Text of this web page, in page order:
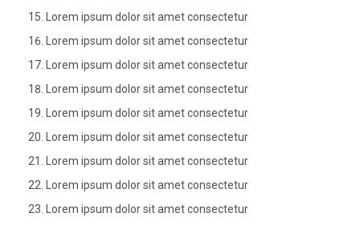
Lorem ipsum dolor sit amet consectetur
Lorem ipsum dolor sit amet consectetur
Lorem ipsum dolor sit amet consectetur
Lorem ipsum dolor sit amet consectetur
Lorem ipsum dolor sit amet consectetur
Lorem ipsum dolor sit amet consectetur
Lorem ipsum dolor sit amet consectetur
Lorem ipsum dolor sit amet consectetur
Lorem ipsum dolor sit amet consectetur